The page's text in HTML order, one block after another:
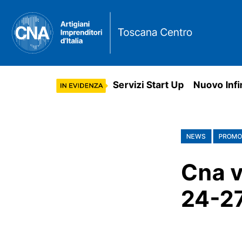
Servizi Start Up Nuovo
NEWS
Cna
24-